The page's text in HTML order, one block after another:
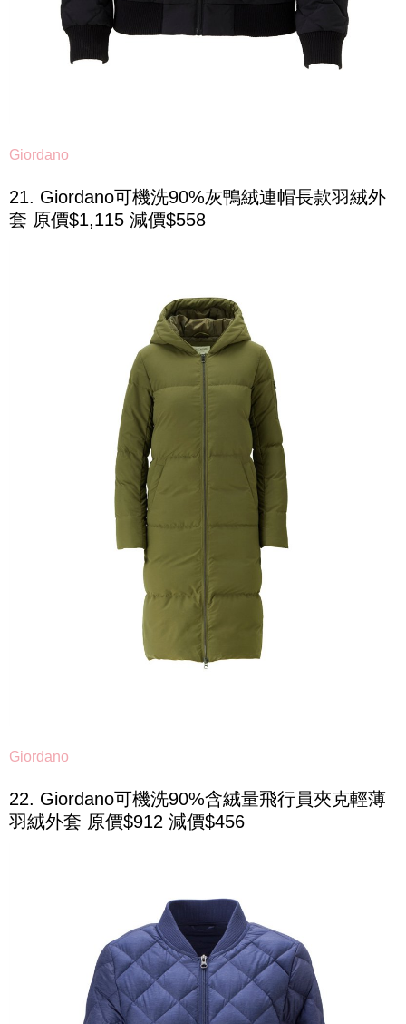
Giordano
21. Giordano可機洗90%灰鴨絨連帽長款羽絨外
套 原價$1,115 減價$558
Giordano
22. Giordano可機洗90%含絨量飛行員夾克輕薄
羽絨外套 原價$912 減價$456